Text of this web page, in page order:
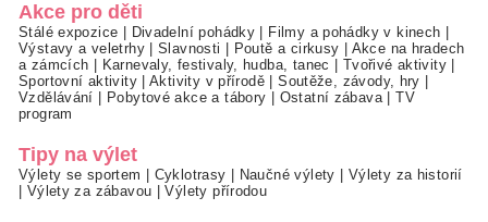
Akce pro děti
Stálé expozice Divadelní pohádky Filmy a pohádky v kinech
Výstavy a veletrhy|Slavnosti Poutě a cirkusy
Akce na hradech
a zámcích
Karnevaly, festivaly, hudba, tanec Tvořivé aktivity
Sportovní aktivity|Aktivity v přírodě |Soutěže, závody, hry
Vzdělávání
Pobytové akce a tábory Ostatní zábava|TV
program
Tipy na výlet
Výlety se sportem Cyklotrasy Naučné výlety
Výlety za historií
Výlety za zábavou |Výlety přírodou